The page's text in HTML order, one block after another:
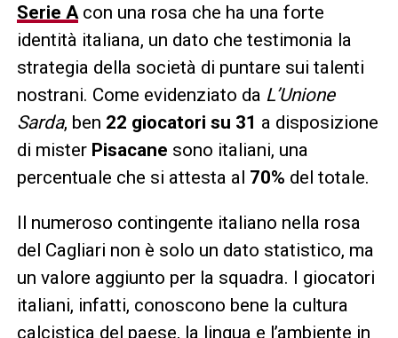
Serie Acon una rosa che ha una forte
identità italiana, un dato che testimonia la
strategia della società di puntare sui talenti
nostrani. Come evidenziato da L’Unione
Sarda, ben 22 giocatori su 31 a disposizione
di mister Pisacane sono italiani, una
percentuale che si attesta al 70% del totale.
Il numeroso contingente italiano nella rosa
del Cagliari non è solo un dato statistico, ma
un valore aggiunto per la squadra. I giocatori
italiani, infatti, conoscono bene la cultura
calcistica del paese, la lingua e l’ambiente in